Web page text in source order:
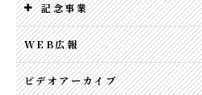
記念事業
WEB広報
ビデオアーカイブ